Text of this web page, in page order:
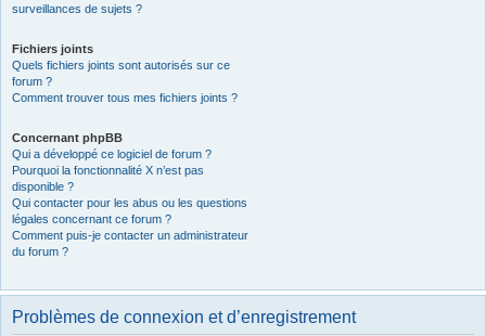
surveillances de sujets ?
Fichiers joints
Quels fichiers joints sont autorisés sur ce
forum ?
Comment trouver tous mes fichiers joints ?
Concernant phpBB
Qui a développé ce logiciel de forum ?
Pourquoi la fonctionnalité X n’est pas
disponible ?
Qui contacter pour les abus ou les questions
légales concernant ce forum ?
Comment puis-je contacter un administrateur
du forum ?
Problèmes de connexion et d’enregistrement